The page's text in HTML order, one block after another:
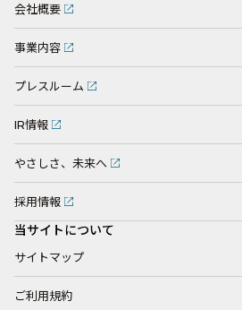
会社概要
事業内容
プレスルーム
IR情報
やさしさ、未来へ
採用情報
当サイトについて
サイトマップ
ご利用規約